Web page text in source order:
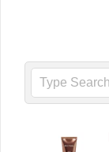
Search